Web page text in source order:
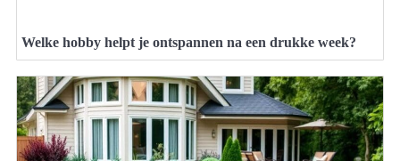
Welke hobby helpt je ontspannen na een drukke week?